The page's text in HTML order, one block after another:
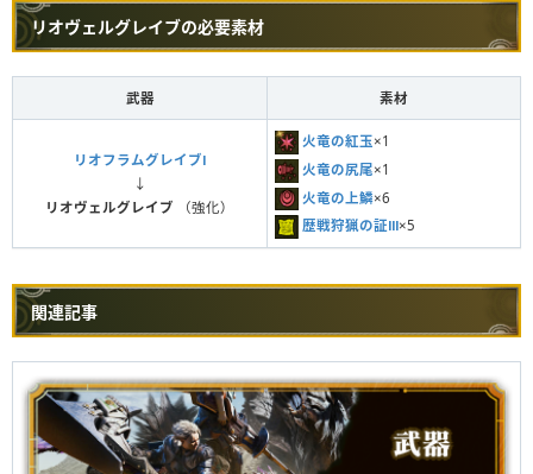
リオヴェルグレイブの必要素材
武器 素材
リオフラムグレイブⅠ
↓
リオヴェルグレイブ （強化）
火竜の紅玉×1
火竜の尻尾×1
火竜の上鱗×6
歴戦狩猟の証Ⅲ×5
関連記事